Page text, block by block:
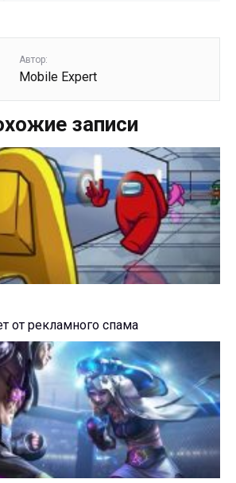
Автор:
Mobile Expert
записи
от рекламного спама